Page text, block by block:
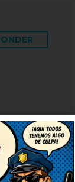
da